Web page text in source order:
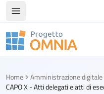
Apri/chiudi menù di
Progetto Omnia
Home
Amministrazione digitale